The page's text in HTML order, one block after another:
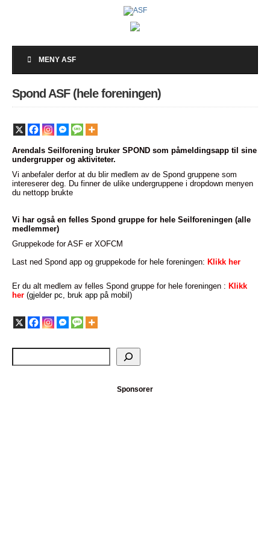
MENY ASF
Spond ASF (hele foreningen)
Arendals Seilforening bruker SPOND som påmeldingsapp til sine
undergrupper og aktiviteter.
Vi anbefaler derfor at du blir medlem av de Spond gruppene som
intereserer deg. Du finner de ulike undergruppene i dropdown menyen
du nettopp brukte
Vi har også en felles Spond gruppe for hele Seilforeningen (alle
medlemmer)
Gruppekode for ASF er XOFCM
Last ned Spond app og gruppekode for hele foreningen: Klikk her
Er du alt medlem av felles Spond gruppe for hele foreningen : Klikk
her (gjelder pc, bruk app på mobil)
Sponsorer